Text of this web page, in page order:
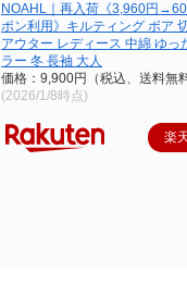
NOAHL｜再入荷《3,960円
ポン利用》キルティング ボア
アウター レディース 中綿 ゆっ
ラー 冬 長袖 大人
価格：9,900円（税込、送料無
(2026/1/8時点)
楽